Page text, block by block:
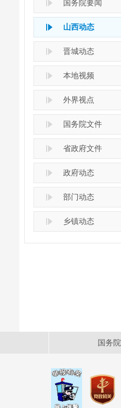
国务院要闻
山西动态
晋城动态
本地视频
外界视点
国务院文件
省政府文件
政府动态
部门动态
乡镇动态
国务院